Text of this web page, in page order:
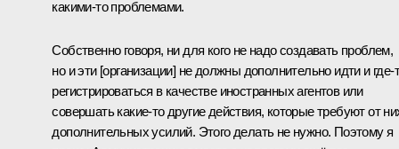
какими‑то проблемами.
Собственно говоря, ни для кого не надо создавать проблем,
но и эти [организации] не должны дополнительно идти и
регистрироваться в качестве иностранных агентов или
совершать какие‑то другие действия, которые требуют от
дополнительных усилий. Этого делать не нужно. Поэтому я